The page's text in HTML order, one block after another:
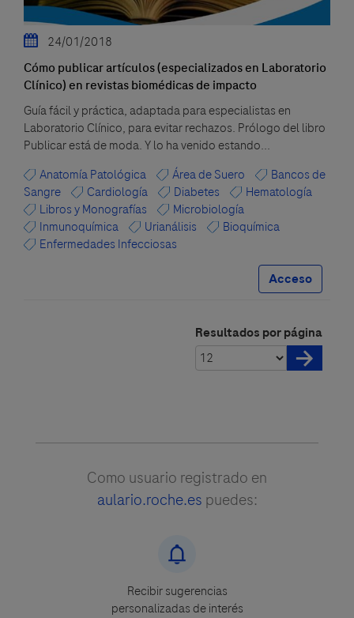
24/01/2018
Cómo publicar artículos (especializados en Laboratorio
Clínico) en revistas biomédicas de impacto
Guía fácil y práctica, adaptada para especialistas en
Laboratorio Clínico, para evitar rechazos. Prólogo del libro
Publicar está de moda. Y lo ha venido estando...
Anatomía Patológica
Área de Suero
Bancos de
Sangre
Cardiología Diabetes
Hematología
Libros y Monografías
Microbiología
Inmunoquímica
Urianálisis
Bioquímica
Enfermedades Infecciosas
Acceso
Resultados por página
Como usuario registrado en
aulario.roche.es puedes:
Recibir sugerencias
personalizadas de interés